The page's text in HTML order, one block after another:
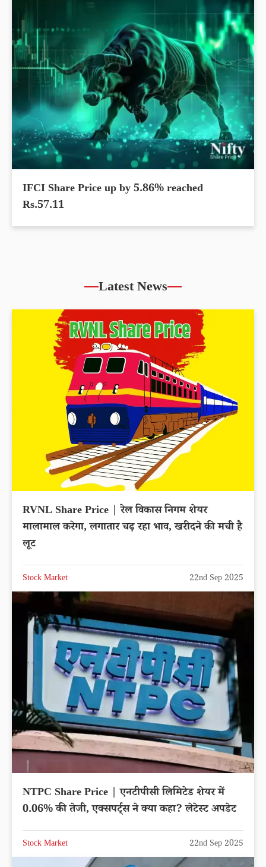
IFCI Share Price up by 5.86% reached
Rs.57.11
Latest News
RVNL Share Price | रेल विकास निगम शेयर
मालामाल करेगा, लगातार चढ़ रहा भाव, खरीदने की मची है
लूट
Stock Market 22nd Sep 2025
NTPC Share Price | एनटीपीसी लिमिटेड शेयर में
0.06% की तेजी, एक्सपर्ट्स ने क्या कहा? लेटेस्ट अपडेट
Stock Market 22nd Sep 2025